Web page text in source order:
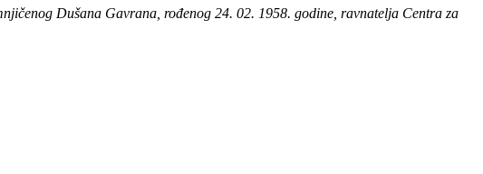
Dušana Gavrana, rođenog 24. 02. 1958. godine, ravnatelja Centra za